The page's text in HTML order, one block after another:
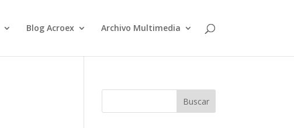
Blog Acroex Archivo Multimedia